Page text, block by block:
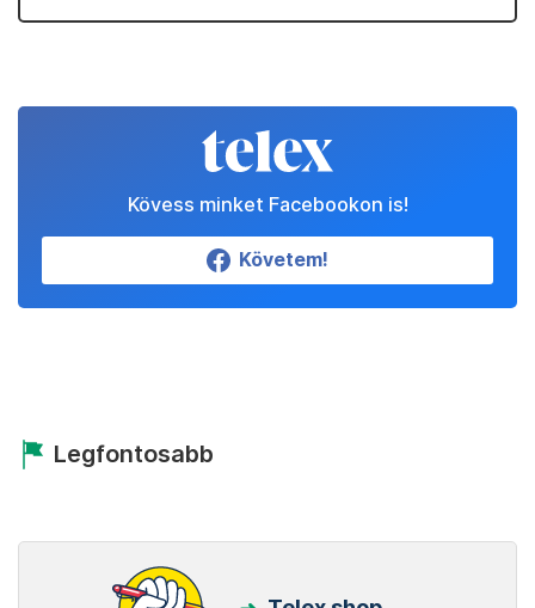
Kövess minket Facebookon is!
Követem!
Legfontosabb